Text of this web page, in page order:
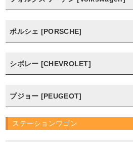
ポルシェ [PORSCHE]
シボレー [CHEVROLET]
プジョー [PEUGEOT]
ステーションワゴン